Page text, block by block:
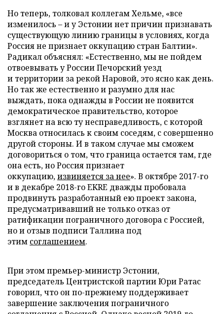
Но теперь, толковал коллегам Хельме, «все
изменилось – и у Эстонии нет причин признавать
существующую линию границы в условиях, когда
Россия не признает оккупацию стран Балтии».
Радикал объяснял: «Естественно, мы не пойдем
отвоевывать у России Печорский уезд
и территории за рекой Наровой, это ясно как день.
Но так же естественно и разумно для нас
выждать, пока однажды в России не появится
демократическое правительство, которое
взглянет на всю ту несправедливость, с которой
Москва относилась к своим соседям, с совершенно
другой стороны. И в таком случае мы сможем
договориться о том, что граница остается там, где
она есть, но Россия признает
оккупацию,извиняется за нее». В октябре 2017-го
и в декабре 2018-го EKRE дважды пробовала
продвинуть разработанный ею проект закона,
предусматривавший не только отказ от
ратификации пограничного договора с Россией,
но и отзыв подписи Таллина под
этим соглашением.
При этом премьер-министр Эстонии,
председатель Центристской партии Юри Ратас
говорил, что он по-прежнему поддерживает
завершение заключения пограничного